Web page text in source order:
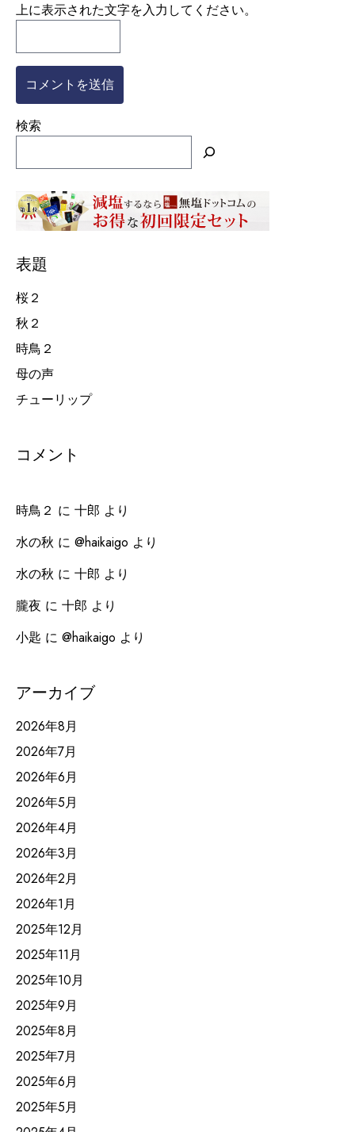
上に表示された文字を入力してください。
検索
表題
桜２
秋２
時鳥２
母の声
チューリップ
コメント
時鳥２ に 十郎 より
水の秋 に @haikaigo より
水の秋 に 十郎 より
朧夜 に 十郎 より
小匙 に @haikaigo より
アーカイブ
2026年8月
2026年7月
2026年6月
2026年5月
2026年4月
2026年3月
2026年2月
2026年1月
2025年12月
2025年11月
2025年10月
2025年9月
2025年8月
2025年7月
2025年6月
2025年5月